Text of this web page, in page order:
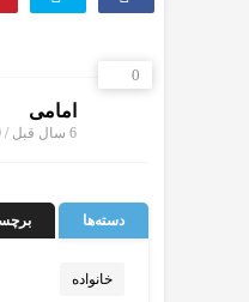
0
امامی
6 سال قبل / 640
دسته‌ها
خانواده